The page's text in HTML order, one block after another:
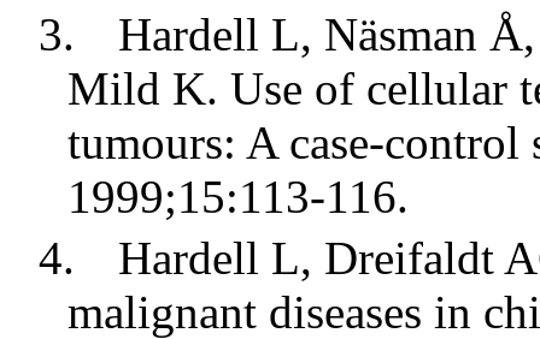
3.
Hardell L, Näsman
Mild K. Use of cellular
tumours: A case-
1999;15:113-116.
4.
Hardell L, Dreifaldt
malignant diseases in